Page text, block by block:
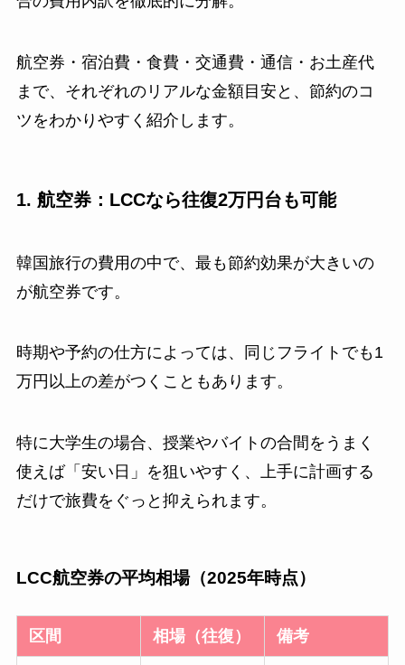
航空券・宿泊費・食費・交通費・通信・お土産代
まで、それぞれのリアルな金額目安と、節約のコ
ツをわかりやすく紹介します。
1. 航空券：LCCなら往復2万円台も可能
韓国旅行の費用の中で、最も節約効果が大きいの
が航空券です。
時期や予約の仕方によっては、同じフライトでも1
万円以上の差がつくこともあります。
特に大学生の場合、授業やバイトの合間をうまく
使えば「安い日」を狙いやすく、上手に計画する
だけで旅費をぐっと抑えられます。
LCC航空券の平均相場（2025年時点）
区間 相場（往復） 備考